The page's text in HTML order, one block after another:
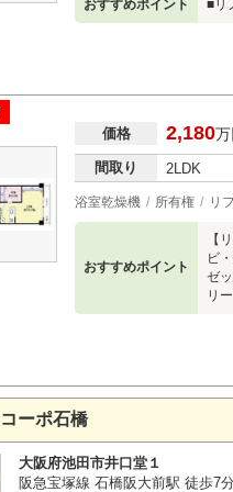
おすすめポイント ■リ
価格 2,180万
間取り 2LDK
浴室乾燥機 所有権 リ
おすすめポイント
【
ビ
ゼ
リ
ーポ石橋
大阪府池田市井口堂１
阪急宝塚線 石橋阪大前駅 徒歩7分